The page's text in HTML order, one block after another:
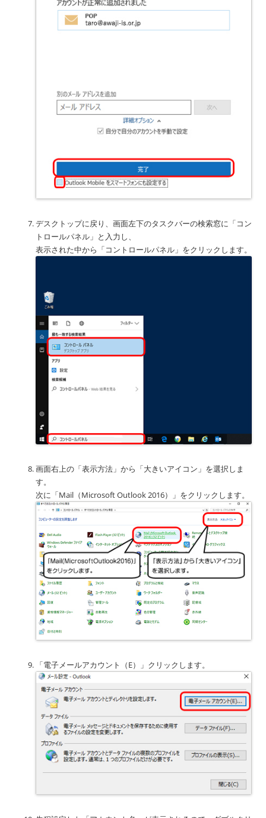
デスクトップに戻り、画面左下のタスクバーの検索窓に「コン
トロールパネル」と入力し、
表示された中から「コントロールパネル」をクリックします。
画面右上の「表示方法」から「大きいアイコン」を選択しま
す。
次に「Mail（Microsoft Outlook 2016）」をクリックします。
「電子メールアカウント（E）」クリックします。